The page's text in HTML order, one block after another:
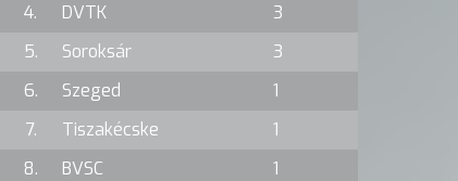
4.
DVTK
3
5.
Soroksár
3
6.
Szeged
1
7.
Tiszakécske
1
8.
BVSC
1